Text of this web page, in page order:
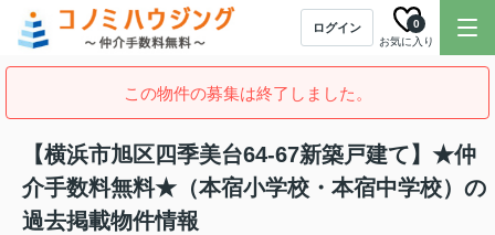
ログイン
お気に入り
0
この物件の募集は終了しました。
【横浜市旭区四季美台64-67新築戸建て】★仲
介手数料無料★（本宿小学校・本宿中学校）の
過去掲載物件情報